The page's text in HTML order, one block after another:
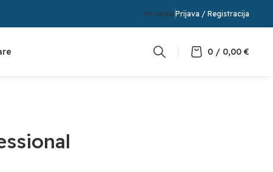
HrvatskiPrijava / Registracija
0 / 0,00€